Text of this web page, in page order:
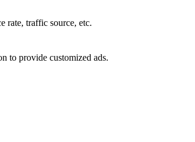
rate, traffic source, etc.
to provide customized ads.